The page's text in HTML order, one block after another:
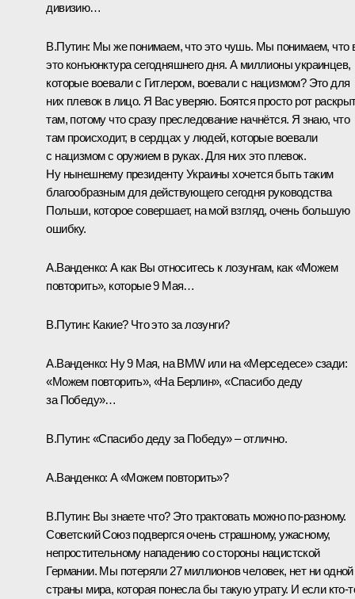
дивизию…
В.Путин: Мы же понимаем, что это чушь. Мы понимаем, что
это конъюнктура сегодняшнего дня. А миллионы украинцев,
которые воевали с Гитлером, воевали с нацизмом? Это для
них плевок в лицо. Я Вас уверяю. Боятся просто рот
там, потому что сразу преследование начнётся. Я знаю, что
там происходит, в сердцах у людей, которые воевали
с нацизмом с оружием в руках. Для них это плевок.
Ну нынешнему президенту Украины хочется быть таким
благообразным для действующего сегодня руководства
Польши, которое совершает, на мой взгляд, очень большую
ошибку.
А.Ванденко:А как Вы относитесь к лозунгам, как «Можем
повторить», которые 9 Мая…
В.Путин: Какие? Что это за лозунги?
А.Ванденко: Ну 9 Мая, на BMW или на «Мерседесе» сзади:
«Можем повторить», «На Берлин», «Спасибо деду
за Победу»…
В.Путин: «Спасибо деду за Победу» – отлично.
А.Ванденко:А «Можем повторить»?
В.Путин: Вы знаете что? Это трактовать можно по‑разному.
Советский Союз подвергся очень страшному, ужасному,
непростительному нападению со стороны нацистской
Германии. Мы потеряли 27 миллионов человек, нет ни одной
страны мира, которая понесла бы такую утрату. И если